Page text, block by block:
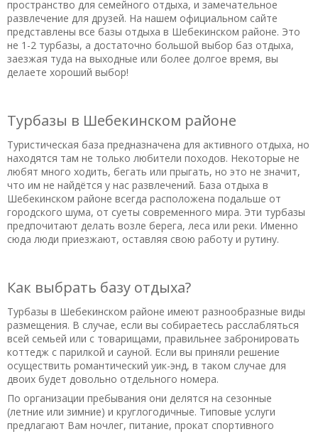
пространство для семейного отдыха, и замечательное
развлечение для друзей. На нашем официальном сайте
представлены все базы отдыха в Шебекинском районе. Это
не 1-2 турбазы, а достаточно большой выбор баз отдыха,
заезжая туда на выходные или более долгое время, вы
делаете хороший выбор!
Турбазы в Шебекинском районе
Туристическая база предназначена для активного отдыха, но
находятся там не только любители походов. Некоторые не
любят много ходить, бегать или прыгать, но это не значит,
что им не найдётся у нас развлечений. База отдыха в
Шебекинском районе всегда расположена подальше от
городского шума, от суеты современного мира. Эти турбазы
предпочитают делать возле берега, леса или реки. Именно
сюда люди приезжают, оставляя свою работу и рутину.
Как выбрать базу отдыха?
Турбазы в Шебекинском районе имеют разнообразные виды
размещения. В случае, если вы собираетесь расслабляться
всей семьей или с товарищами, правильнее забронировать
коттедж с парилкой и сауной. Если вы приняли решение
осуществить романтический уик-энд, в таком случае для
двоих будет довольно отдельного номера.
По организации пребывания они делятся на сезонные
(летние или зимние) и круглогодичные. Типовые услуги
предлагают Вам ночлег, питание, прокат спортивного